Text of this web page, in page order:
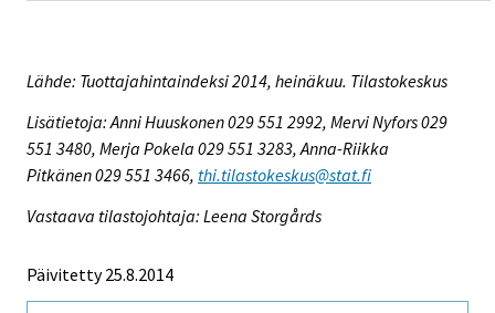
Lähde: Tuottajahintaindeksi 2014, heinäkuu. Tilastokeskus
Lisätietoja: Anni Huuskonen 029 551 2992, Mervi Nyfors 029
551 3480, Merja Pokela 029 551 3283, Anna-Riikka
Pitkänen 029 551 3466, thi.tilastokeskus@stat.fi
Vastaava tilastojohtaja: Leena Storgårds
Päivitetty 25.8.2014